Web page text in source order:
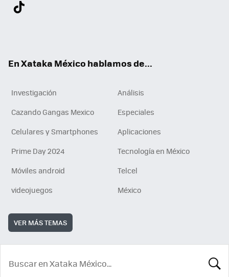
En Xataka México hablamos de...
Investigación
Análisis
Cazando Gangas Mexico
Especiales
Celulares y Smartphones
Aplicaciones
Prime Day 2024
Tecnología en México
Móviles android
Telcel
videojuegos
México
VER MÁS TEMAS